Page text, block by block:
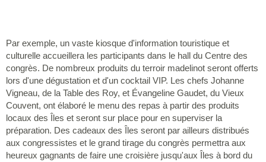
Par exemple, un vaste kiosque d'information touristique et
culturelle accueillera les participants dans le hall du Centre des
congrès. De nombreux produits du terroir madelinot seront offerts
lors d'une dégustation et d'un cocktail VIP. Les chefs Johanne
Vigneau, de la Table des Roy, et Évangeline Gaudet, du Vieux
Couvent, ont élaboré le menu des repas à partir des produits
locaux des Îles et seront sur place pour en superviser la
préparation. Des cadeaux des Îles seront par ailleurs distribués
aux congressistes et le grand tirage du congrès permettra aux
heureux gagnants de faire une croisière jusqu'aux Îles à bord du